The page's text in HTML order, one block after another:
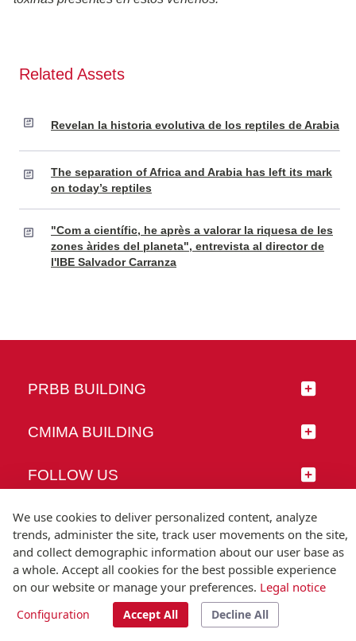
Related Assets
Revelan la historia evolutiva de los reptiles de Arabia
The separation of Africa and Arabia has left its mark
on today’s reptiles
"Com a científic, he après a valorar la riquesa de les
zones àrides del planeta", entrevista al director de
l'IBE Salvador Carranza
PRBB BUILDING
CMIMA BUILDING
FOLLOW US
© Universitat Pompeu Fabra
T.(+34) 93 542 20 00
We use cookies to deliver personalized content, analyze
trends, administer the site, track user movements on the site,
and collect demographic information about our user base as
a whole. Accept all cookies for the best possible experience
on our website or manage your preferences. Legal notice
Configuration Accept All Decline All